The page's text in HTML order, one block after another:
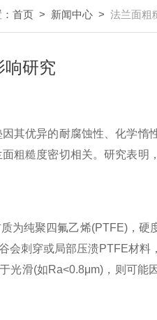
首页 > 新闻中心 > 法兰面粗
响研究
优异的耐腐蚀性、化学惰
粗糙度密切相关。研究表明
为纯聚四氟乙烯(PTFE)，硬
会刺穿或局部压溃PTFE材
光滑(如Ra<0.8μm)，则可能